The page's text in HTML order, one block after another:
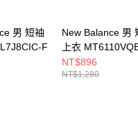
男 短袖
F
New Balance 男
上衣
NT$896
NT$1,280